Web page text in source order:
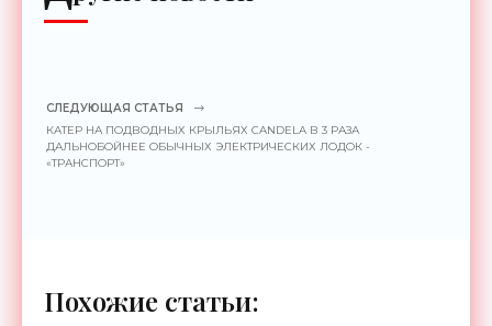
СЛЕДУЮЩАЯ СТАТЬЯ
КАТЕР НА ПОДВОДНЫХ КРЫЛЬЯХ CANDELA В 3 РАЗА
ДАЛЬНОБОЙНЕЕ ОБЫЧНЫХ ЭЛЕКТРИЧЕСКИХ ЛОДОК -
«ТРАНСПОРТ»
Похожие статьи: